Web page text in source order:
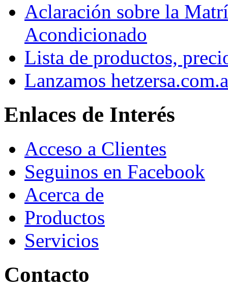
Aclaración sobre la
Acondicionado
Lista de productos,
Lanzamos
Enlaces de Interés
Acceso a Clientes
Seguinos en Facebook
Acerca de
Productos
Servicios
Contacto